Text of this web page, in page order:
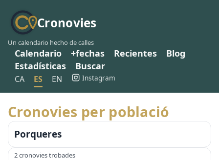
Cronovies
Un calendario hecho de calles
Calendario +fechas Recientes
Blog
Estadísticas
Buscar
CA ES EN Instagram
Cronovies per població
Porqueres
2 cronovies trobades